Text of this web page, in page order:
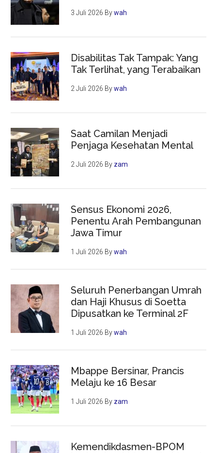
3 Juli 2026 Bywah
Disabilitas Tak Tampak: Yang
Tak Terlihat, yang Terabaikan
2 Juli 2026 Bywah
Saat Camilan Menjadi
Penjaga Kesehatan Mental
2 Juli 2026 By zam
Sensus Ekonomi 2026,
Penentu Arah Pembangunan
Jawa Timur
1 Juli 2026 Bywah
Seluruh Penerbangan Umrah
dan Haji Khusus di Soetta
Dipusatkan ke Terminal 2F
1 Juli 2026 Bywah
Mbappe Bersinar, Prancis
Melaju ke 16 Besar
1 Juli 2026 By zam
Kemendikdasmen-BPOM